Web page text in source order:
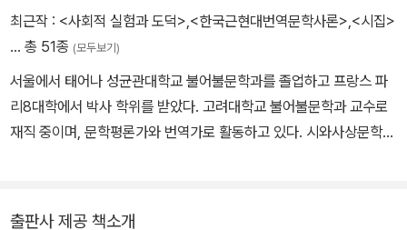
년부터 1960년까지 여러 제목과 형태를 거쳐 첫 장편소설 『용병대
장』을 완성했지만, 이 작품은 출간을 거절당했다. 이후 페렉은 1965
7년에는 레이몽 크노가 주도한 문학 실험 그룹 ‘울리포(Oulipo, 잠재
적 문학 실험실)’에 가입하여 ‘형식적 제약을 따르는 글쓰기’라는 특
유의 작품 세계를 구축했다. 작가 스스로 ‘자전적인 요소’와 ‘형식적
로 들어섰으나, 1982년 45세의 이른 나이에 폐암으로 세상을 떠났
최근작 : <사회적 실험과 도덕>,<한국근현대번역문학사론>,<시집>
… 총 51종 (모두보기)
서울에서 태어나 성균관대학교 불어불문학과를 졸업하고 프랑스 파
리8대학에서 박사 학위를 받았다. 고려대학교 불어불문학과 교수로
재직 중이며, 문학평론가와 번역가로 활동하고 있다. 시와사상문학상
출판사 제공 책소개